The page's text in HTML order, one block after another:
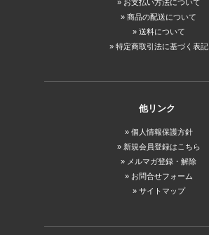
お支払い方法について
商品の配送について
送料について
特定商取引法に基づく表記
他リンク
個人情報保護方針
新規会員登録はこちら
メルマガ登録・解除
お問合せフォーム
サイトマップ